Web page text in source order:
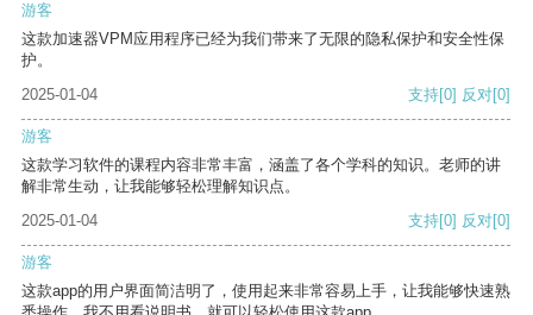
游客
这款加速器VPM应用程序已经为我们带来了无限的隐私保护和安全性保
护。
2025-01-04
支持[0] 反对[0]
游客
这款学习软件的课程内容非常丰富，涵盖了各个学科的知识。老师的讲
解非常生动，让我能够轻松理解知识点。
2025-01-04
支持[0] 反对[0]
游客
这款app的用户界面简洁明了，使用起来非常容易上手，让我能够快速熟